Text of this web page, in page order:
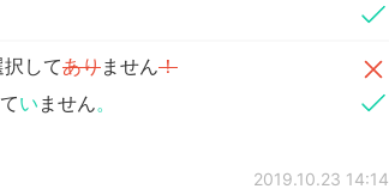
択してありません！
い ません。
2019.10.23 14:14